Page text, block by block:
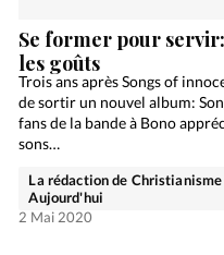
Se former pour
les goûts
Trois ans après Songs of
de sortir un nouvel album:
fans de la bande à Bono
sons…
La rédaction de Christianisme
Aujourd'hui
2 Mai 2020